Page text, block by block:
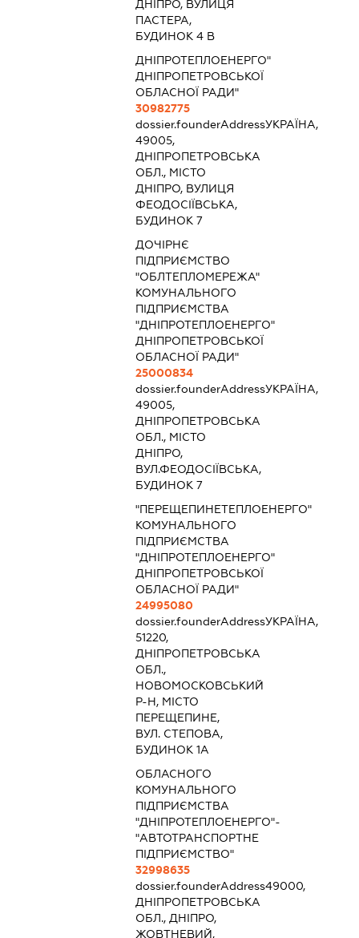
ДНІПРО, ВУЛИЦЯ
ПАСТЕРА,
БУДИНОК 4 В
ДНІПРОТЕПЛОЕНЕРГО"
ДНІПРОПЕТРОВСЬКОЇ
ОБЛАСНОЇ РАДИ"
30982775
dossier.founderAddressУКРАЇНА,
49005,
ДНІПРОПЕТРОВСЬКА
ОБЛ., МІСТО
ДНІПРО, ВУЛИЦЯ
ФЕОДОСІЇВСЬКА,
БУДИНОК 7
ДОЧІРНЄ
ПІДПРИЄМСТВО
"ОБЛТЕПЛОМЕРЕЖА"
КОМУНАЛЬНОГО
ПІДПРИЄМСТВА
"ДНІПРОТЕПЛОЕНЕРГО"
ДНІПРОПЕТРОВСЬКОЇ
ОБЛАСНОЇ РАДИ"
25000834
dossier.founderAddressУКРАЇНА,
49005,
ДНІПРОПЕТРОВСЬКА
ОБЛ., МІСТО
ДНІПРО,
ВУЛ.ФЕОДОСІЇВСЬКА,
БУДИНОК 7
"ПЕРЕЩЕПИНЕТЕПЛОЕНЕРГО"
КОМУНАЛЬНОГО
ПІДПРИЄМСТВА
"ДНІПРОТЕПЛОЕНЕРГО"
ДНІПРОПЕТРОВСЬКОЇ
ОБЛАСНОЇ РАДИ"
24995080
dossier.founderAddressУКРАЇНА,
51220,
ДНІПРОПЕТРОВСЬКА
ОБЛ.,
НОВОМОСКОВСЬКИЙ
Р-Н, МІСТО
ПЕРЕЩЕПИНЕ,
ВУЛ. СТЕПОВА,
БУДИНОК 1А
ОБЛАСНОГО
КОМУНАЛЬНОГО
ПІДПРИЄМСТВА
"ДНІПРОТЕПЛОЕНЕРГО"-
"АВТОТРАНСПОРТНЕ
ПІДПРИЄМСТВО"
32998635
dossier.founderAddress49000,
ДНІПРОПЕТРОВСЬКА
ОБЛ., ДНІПРО,
ЖОВТНЕВИЙ,